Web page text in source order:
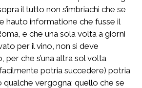
il tutto non s’imbriachi che se
hauto informatione che fusse il
e che una sola volta a giorni
per il vino, non si deve
per che s’una altra sol volta
facilmente potria succedere) potria
qualche vergogna; quello che se